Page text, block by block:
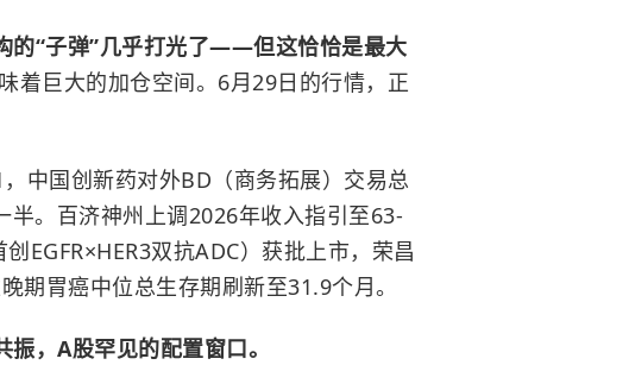
的“子弹”几乎打光了——但这恰恰是最大
着巨大的加仓空间。6月29日的行情，正
中国创新药对外BD（商务拓展）交易总
。百济神州上调2026年收入指引至63-
EGFR×HER3双抗ADC）获批上市，荣昌
期胃癌中位总生存期刷新至31.9个月。
，A股罕见的配置窗口。